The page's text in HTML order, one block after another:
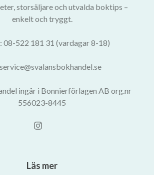
storsäljare och utvalda boktips –
enkelt och tryggt.
08-522 181 31 (vardagar 8-18)
ingår i Bonnierförlagen AB org.nr
556023-8445
Läs mer